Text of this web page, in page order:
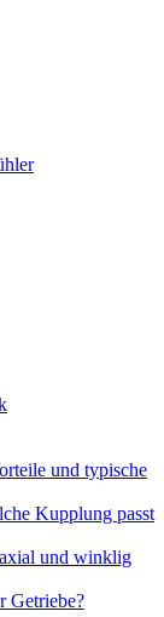
und typische
Kupplung passt
und winklig
Getriebe?